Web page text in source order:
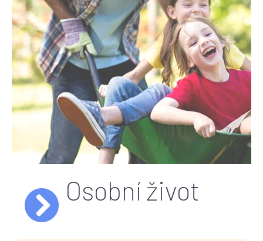
Osobní život